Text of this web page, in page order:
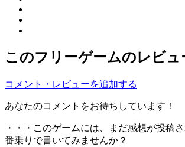
このフリーゲームのレビュ
コメント・レビューを追加する
あなたのコメントをお待ちしています！
・・・このゲームには、まだ感想が投稿
番乗りで書いてみませんか？